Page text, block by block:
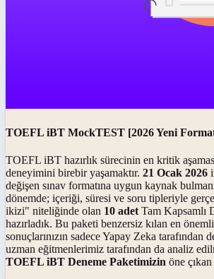
TOEFL iBT MockTEST [2026 Yeni
TOEFL iBT hazırlık sürecinin en kritik
deneyimini birebir yaşamaktır. 21 Ocak 2026
değişen sınav formatına uygun kaynak
dönemde; içeriği, süresi ve soru tipleriyle
ikizi" niteliğinde olan 10 adet Tam Kapsamlı
hazırladık. Bu paketi benzersiz kılan en
sonuçlarınızın sadece Yapay Zeka tarafından
uzman eğitmenlerimiz tarafından da analiz
TOEFL iBT Deneme Paketimizin öne